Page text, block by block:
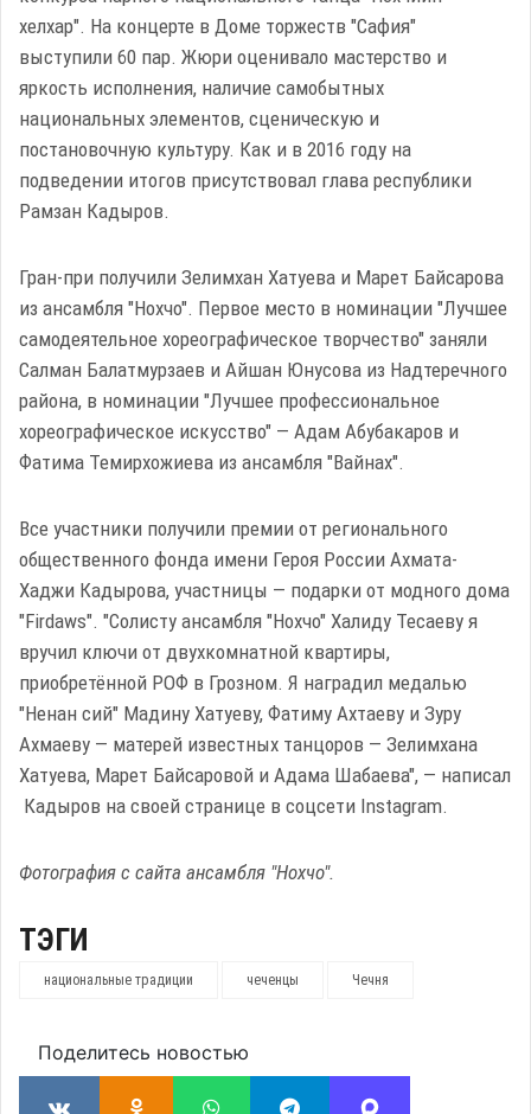
хелхар". На концерте в Доме торжеств "Сафия"
выступили 60 пар. Жюри оценивало мастерство и
яркость исполнения, наличие самобытных
национальных элементов, сценическую и
постановочную культуру. Как и в 2016 году на
подведении итогов присутствовал глава республики
Рамзан Кадыров.
Гран-при получили Зелимхан Хатуева и Марет Байсарова
из ансамбля "Нохчо". Первое место в номинации "Лучшее
самодеятельное хореографическое творчество" заняли
Салман Балатмурзаев и Айшан Юнусова из Надтеречного
района, в номинации "Лучшее профессиональное
хореографическое искусство" — Адам Абубакаров и
Фатима Темирхожиева из ансамбля "Вайнах".
Все участники получили премии от регионального
общественного фонда имени Героя России Ахмата-
Хаджи Кадырова, участницы — подарки от модного дома
"Firdaws". "Солисту ансамбля "Нохчо" Халиду Тесаеву я
вручил ключи от двухкомнатной квартиры,
приобретённой РОФ в Грозном. Я наградил медалью
"Ненан сий" Мадину Хатуеву, Фатиму Ахтаеву и Зуру
Ахмаеву — матерей известных танцоров — Зелимхана
Хатуева, Марет Байсаровой и Адама Шабаева", — написал
Кадыров на своей странице в соцсети Instagram.
Фотография с сайта ансамбля "Нохчо".
ТЭГИ
национальные традиции чеченцы Чечня
Поделитесь новостью